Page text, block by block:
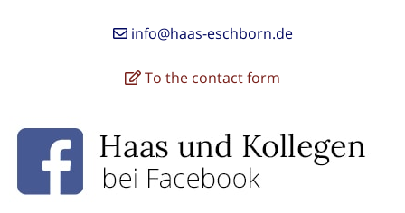
info@haas-eschborn.de
To the contact form